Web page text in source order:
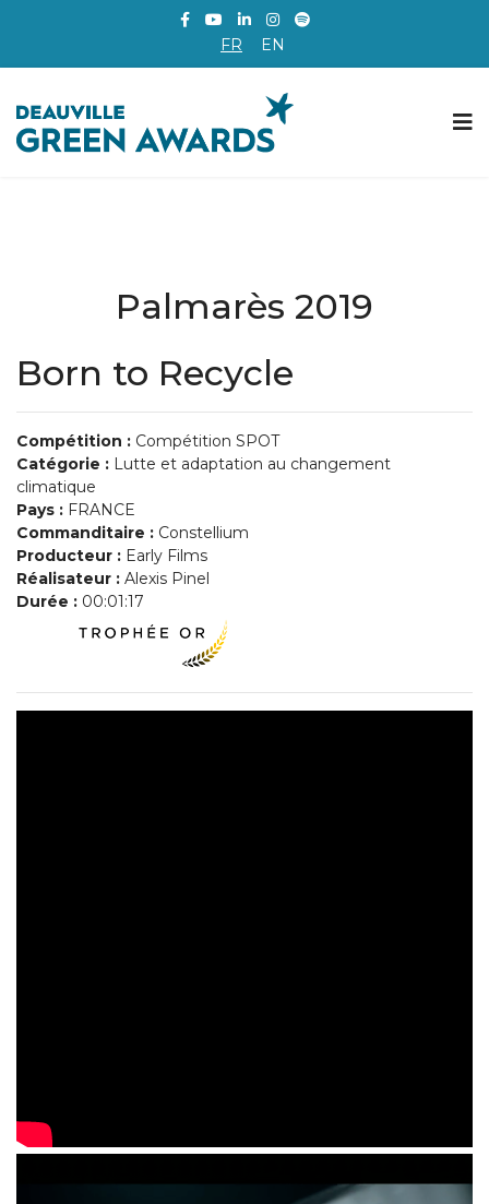
FR EN
Palmarès 2019
Born to Recycle
Compétition : Compétition SPOT
Catégorie : Lutte et adaptation au changement
climatique
Pays : FRANCE
Commanditaire : Constellium
Producteur : Early Films
Réalisateur : Alexis Pinel
Durée : 00:01:17